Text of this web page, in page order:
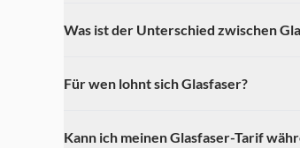
Was ist der Unterschied zwischen
Für wen lohnt sich Glasfaser?
Kann ich meinen Glasfaser-Tarif